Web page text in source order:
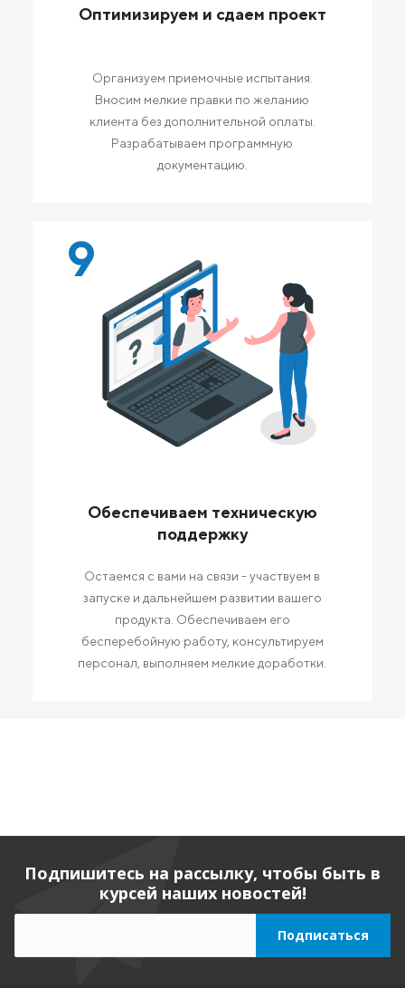
Оптимизируем и сдаем проект
Организуем приемочные испытания.
Вносим мелкие правки по желанию
клиента без дополнительной оплаты.
Разрабатываем программную
документацию.
9
Обеспечиваем техническую
поддержку
Остаемся с вами на связи - участвуем в
запуске и дальнейшем развитии вашего
продукта. Обеспечиваем его
бесперебойную работу, консультируем
персонал, выполняем мелкие доработки.
Подпишитесь на рассылку, чтобы быть в
курсей наших новостей!